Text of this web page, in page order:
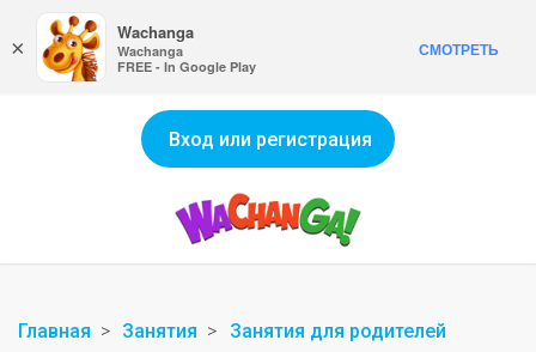
Вход или регистрация
Главная Занятия Занятия для родителей
×
Wachanga
Wachanga
FREE - In Google Play
СМОТРЕТЬ